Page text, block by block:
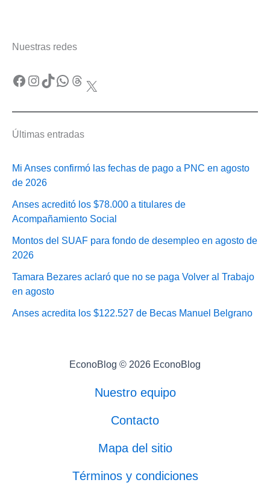
Nuestras redes
Facebook Instagram TikTok WhatsApp Threads X
Últimas entradas
Mi Anses confirmó las fechas de pago a PNC en agosto
de 2026
Anses acreditó los $78.000 a titulares de
Acompañamiento Social
Montos del SUAF para fondo de desempleo en agosto de
2026
Tamara Bezares aclaró que no se paga Volver al Trabajo
en agosto
Anses acredita los $122.527 de Becas Manuel Belgrano
EconoBlog © 2026 EconoBlog
Nuestro equipo
Contacto
Mapa del sitio
Términos y condiciones